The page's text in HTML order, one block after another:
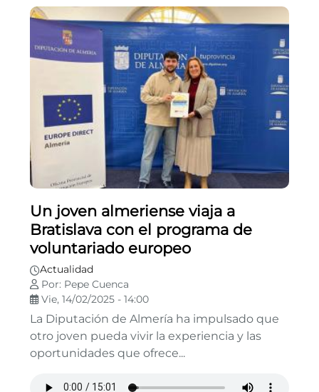
Un joven almeriense viaja a
Bratislava con el programa de
voluntariado europeo
Actualidad
Por: Pepe Cuenca
Vie, 14/02/2025 - 14:00
La Diputación de Almería ha impulsado que
otro joven pueda vivir la experiencia y las
oportunidades que ofrece...